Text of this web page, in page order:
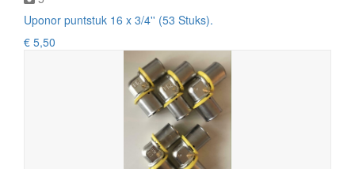
Uponor puntstuk 16 x 3/4'' (53 Stuks).
€ 5,50